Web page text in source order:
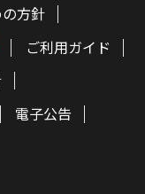
方針
ご利用ガイド
電子公告